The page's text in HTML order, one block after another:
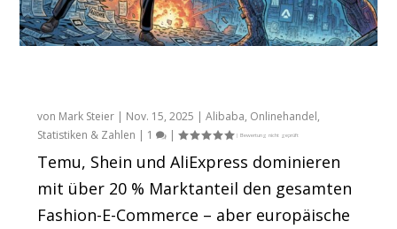
von Mark Steier | Nov. 15, 2025 |Alibaba, Onlinehandel,
Statistiken & Zahlen | 1 |
Temu, Shein und AliExpress dominieren
mit über 20 % Marktanteil den gesamten
Fashion-E-Commerce – aber europäische